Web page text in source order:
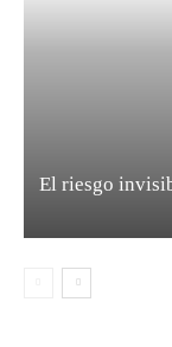
El riesgo